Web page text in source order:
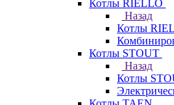
Котлы RIELLO
Назад
Котлы
Котлы STOUT
Назад
Котлы